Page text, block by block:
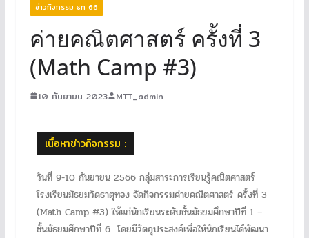
ข่าวกิจกรรม ธท 66
ค่ายคณิตศาสตร์ ครั้งที่ 3
(Math Camp #3)
10 กันยายน 2023 MTT_admin
เนื้อหาข่าวกิจกรรม :
วันที่ 9-10 กันยายน 2566 กลุ่มสาระการเรียนรู้คณิตศาสตร์
โรงเรียนมัธยมวัดธาตุทอง จัดกิจกรรมค่ายคณิตศาสตร์ ครั้งที่ 3
(Math Camp #3) ให้แก่นักเรียนระดับชั้นมัธยมศึกษาปีที่ 1 –
ชั้นมัธยมศึกษาปีที่ 6 โดยมีวัตถุประสงค์เพื่อให้นักเรียนได้พัฒนา